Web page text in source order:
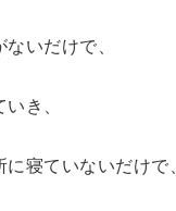
いだけで、
き、
寝ていないだけで、